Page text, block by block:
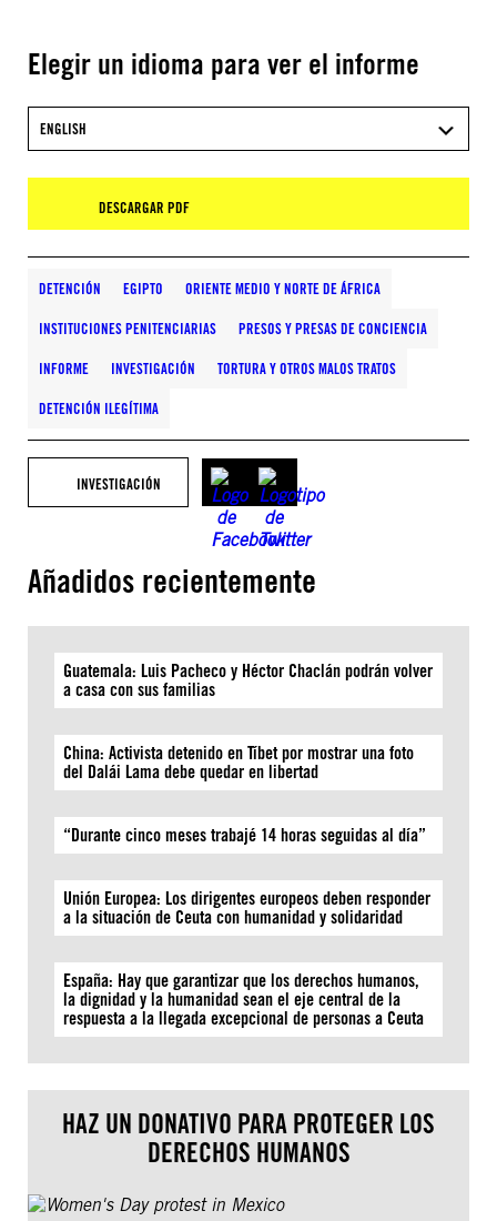
Elegir un idioma para ver el informe
ENGLISH
DESCARGAR PDF
DETENCIÓN EGIPTO ORIENTE MEDIO Y NORTE DE ÁFRICA
INSTITUCIONES PENITENCIARIAS PRESOS Y PRESAS DE CONCIENCIA
INFORME INVESTIGACIÓN TORTURA Y OTROS MALOS TRATOS
DETENCIÓN ILEGÍTIMA
INVESTIGACIÓN
Añadidos recientemente
Guatemala: Luis Pacheco y Héctor Chaclán podrán volver
a casa con sus familias
China: Activista detenido en Tíbet por mostrar una foto
del Dalái Lama debe quedar en libertad
“Durante cinco meses trabajé 14 horas seguidas al día”
Unión Europea: Los dirigentes europeos deben responder
a la situación de Ceuta con humanidad y solidaridad
España: Hay que garantizar que los derechos humanos,
la dignidad y la humanidad sean el eje central de la
respuesta a la llegada excepcional de personas a Ceuta
HAZ UN DONATIVO PARA PROTEGER LOS
DERECHOS HUMANOS